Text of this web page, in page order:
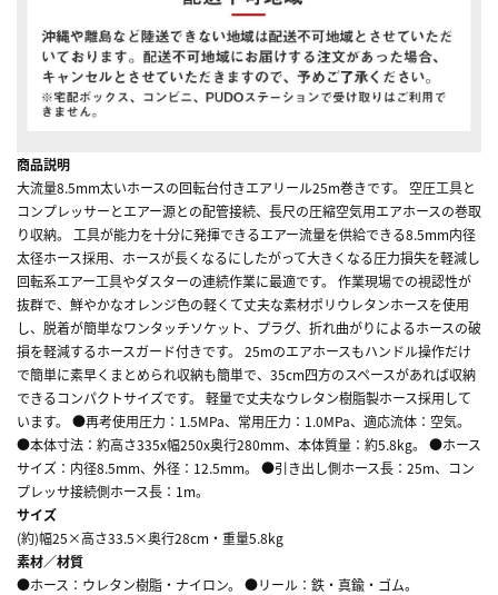
商品説明
大流量8.5mm太いホースの回転台付きエアリール25m巻きです。 空圧工具と
コンプレッサーとエアー源との配管接続、長尺の圧縮空気用エアホースの巻取
り収納。 工具が能力を十分に発揮できるエアー流量を供給できる8.5mm内径
太径ホース採用、ホースが長くなるにしたがって大きくなる圧力損失を軽減し
回転系エアー工具やダスターの連続作業に最適です。 作業現場での視認性が
抜群で、鮮やかなオレンジ色の軽くて丈夫な素材ポリウレタンホースを使用
し、脱着が簡単なワンタッチソケット、プラグ、折れ曲がりによるホースの破
損を軽減するホースガード付きです。 25mのエアホースもハンドル操作だけ
で簡単に素早くまとめられ収納も簡単で、35cm四方のスペースがあれば収納
できるコンパクトサイズです。 軽量で丈夫なウレタン樹脂製ホース採用して
います。 ●再考使用圧力：1.5MPa、常用圧力：1.0MPa、適応流体：空気。
●本体寸法：約高さ335x幅250x奥行280mm、本体質量：約5.8kg。 ●ホース
サイズ：内径8.5mm、外径：12.5mm。 ●引き出し側ホース長：25m、コン
プレッサ接続側ホース長：1m。
サイズ
(約)幅25×高さ33.5×奥行28cm・重量5.8kg
素材／材質
●ホース：ウレタン樹脂・ナイロン。 ●リール：鉄・真鍮・ゴム。